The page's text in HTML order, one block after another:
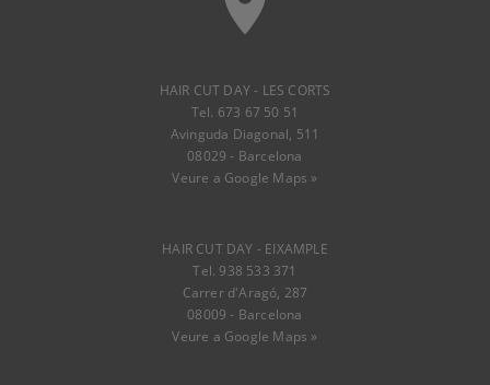
HAIR CUT DAY - LES CORTS
Tel. 673 67 50 51
Avinguda Diagonal, 511
08029 - Barcelona
Veure a Google Maps »
HAIR CUT DAY - EIXAMPLE
Tel. 938 533 371
Carrer d'Aragó, 287
08009 - Barcelona
Veure a Google Maps »